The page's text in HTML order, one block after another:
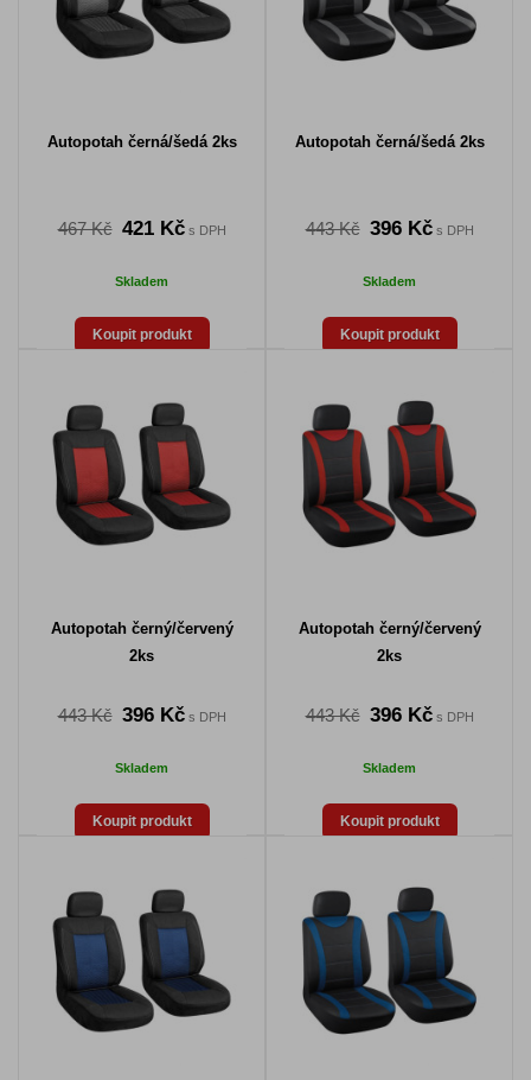
Autopotah černá/šedá 2ks
467 Kč 421 Kčs DPH
Skladem
Koupit produkt
Autopotah černá/šedá 2ks
443 Kč 396 Kčs DPH
Skladem
Koupit produkt
Autopotah černý/červený
2ks
443 Kč 396 Kčs DPH
Skladem
Koupit produkt
Autopotah černý/červený
2ks
443 Kč 396 Kčs DPH
Skladem
Koupit produkt